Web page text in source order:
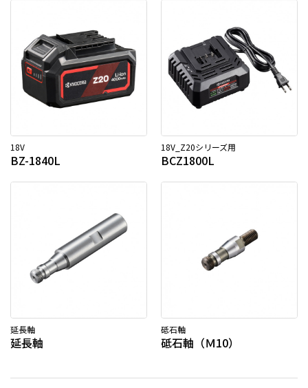
18V
BZ-1840L
18V_Z20シリーズ用
BCZ1800L
延長軸
延長軸
砥石軸
砥石軸（Ｍ10）